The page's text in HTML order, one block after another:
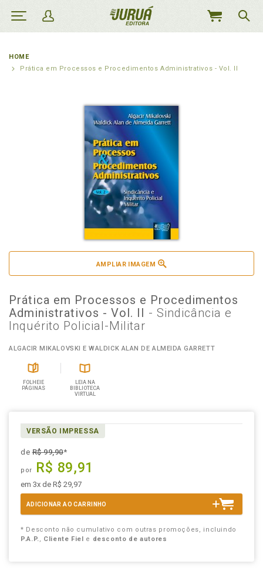
MEU
HOME
Prática em Processos e Procedimentos Administrativos - Vol. II
AMPLIAR IMAGEM
Prática em Processos e Procedimentos
Administrativos - Vol. II - Sindicância e
Inquérito Policial-Militar
ALGACIR MIKALOVSKI E WALDICK ALAN DE ALMEIDA GARRETT
FOLHEIE
PÁGINAS
LEIA NA
BIBLIOTECA
VIRTUAL
VERSÃO IMPRESSA
deR$ 99,90*
por R$ 89,91
em 3x de R$ 29,97
ADICIONAR AO CARRINHO
* Desconto não cumulativo com outras promoções, incluindo
P.A.P., Cliente Fiel e desconto de autores